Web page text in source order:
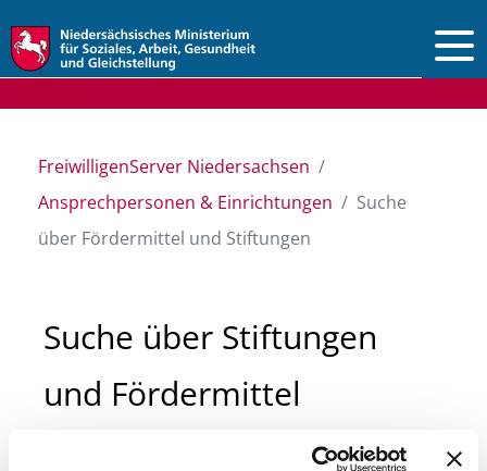
FreiwilligenServer Niedersachsen
Ansprechpersonen & Einrichtungen
Suche
über Fördermittel und Stiftungen
Suche über Stiftungen
und Fördermittel
Sie suchen finanzielle Unterstützung für ein